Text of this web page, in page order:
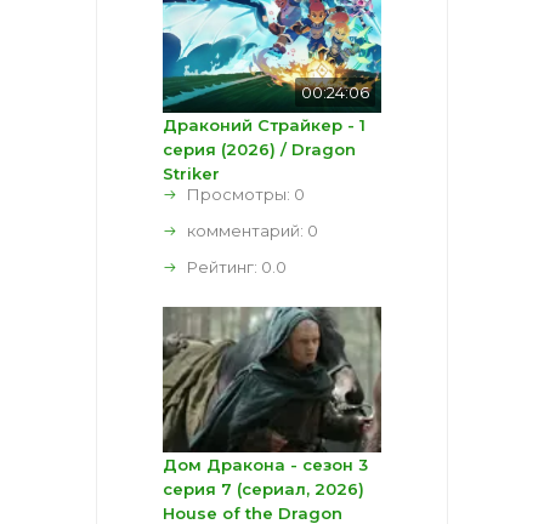
00:24:06
Драконий Страйкер - 1
серия (2026) / Dragon
Striker
Просмотры: 0
комментарий: 0
Рейтинг: 0.0
Дом Дракона - сезон 3
серия 7 (сериал, 2026)
House of the Dragon